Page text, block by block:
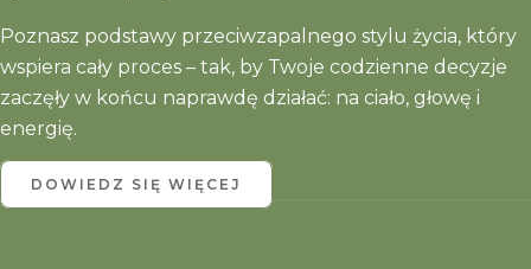
Poznasz podstawy przeciwzapalnego stylu życia, który
wspiera cały proces – tak, by Twoje codzienne decyzje
zaczęły w końcu naprawdę działać: na ciało, głowę i
energię.
DOWIEDZ SIĘ WIĘCEJ